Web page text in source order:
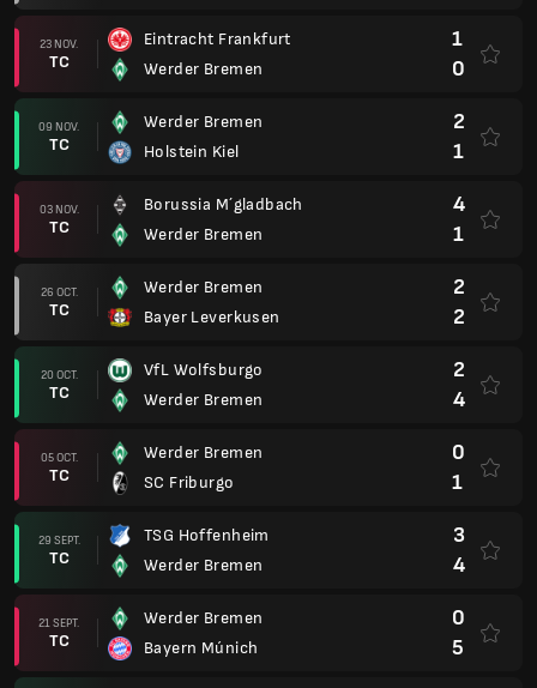
23 NOV.
TC
Eintracht Frankfurt
Werder Bremen
1
0
09 NOV.
TC
Werder Bremen
Holstein Kiel
2
1
03 NOV.
TC
Borussia M´gladbach
Werder Bremen
4
1
26 OCT.
TC
Werder Bremen
Bayer Leverkusen
2
2
20 OCT.
TC
VfL Wolfsburgo
Werder Bremen
2
4
05 OCT.
TC
Werder Bremen
SC Friburgo
0
1
29 SEPT.
TC
TSG Hoffenheim
Werder Bremen
3
4
21 SEPT.
TC
Werder Bremen
Bayern Múnich
0
5